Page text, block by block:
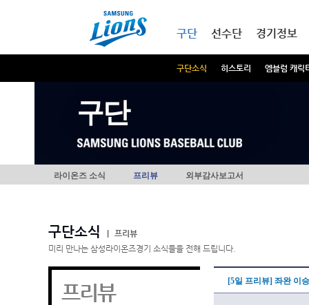
구단
구단소식 히스토리 엠블럼 캐릭
선수단 경기정보
구단
라이온즈 소식 프리뷰 외부감사보고서
구단소식
프리뷰
미리 만나는 삼성라이온즈경기 소식들을 전해 드립니다.
프리뷰 [5일 프리뷰] 좌완 이